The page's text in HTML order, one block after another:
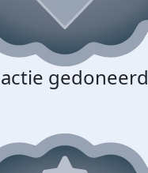
gedoneerd